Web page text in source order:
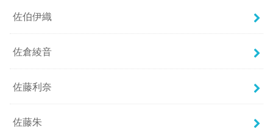
佐伯伊織
佐倉綾音
佐藤利奈
佐藤朱